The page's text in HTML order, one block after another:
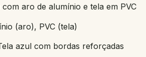
com aro de alumínio e tela em PVC
(aro), PVC (tela)
azul com bordas reforçadas